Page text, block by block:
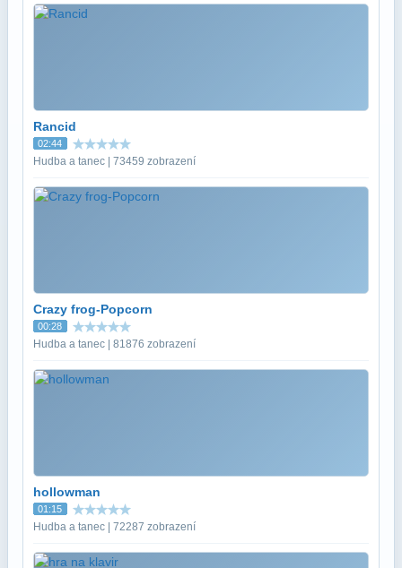
Rancid
02:44
Hudba a tanec | 73459 zobrazení
Crazy frog-Popcorn
00:28
Hudba a tanec | 81876 zobrazení
hollowman
01:15
Hudba a tanec | 72287 zobrazení